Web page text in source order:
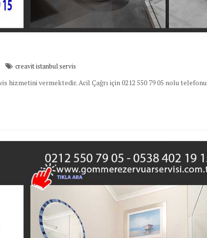
creavit istanbul servis
hizmetini vermektedir. Acil Çağrı için 0212 550 79 05 nolu telefonu